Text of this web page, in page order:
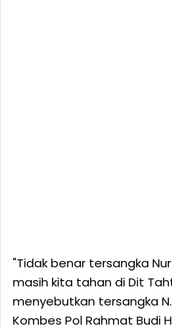
"Tidak benar tersangka
masih kita tahan di Dit
menyebutkan tersangka
Kombes Pol Rahmat Budi